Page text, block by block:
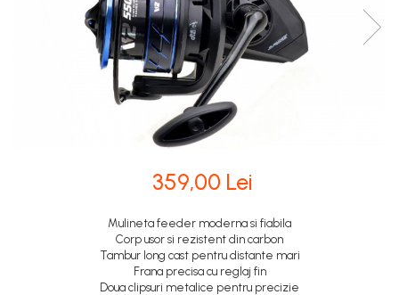
359,00 Lei
Mulineta feeder moderna si fiabila
Corp usor si rezistent din carbon
Tambur long cast pentru distante mari
Frana precisa cu reglaj fin
Doua clipsuri metalice pentru precizie